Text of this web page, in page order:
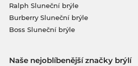
Ralph Sluneční brýle
Burberry Sluneční brýle
Boss Sluneční brýle
Naše nejoblíbenější značky brýlí